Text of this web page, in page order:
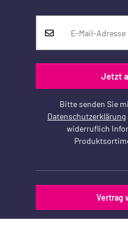
Jetzt
Bitte senden Sie
Datenschutzerklärung
widerruflich
Vertrag